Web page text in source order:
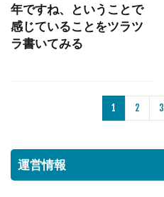
年ですね、ということで
感じていることをツラツ
ラ書いてみる
1 2 3
運営情報